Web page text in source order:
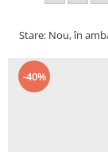
Stare: Nou, în
-40%